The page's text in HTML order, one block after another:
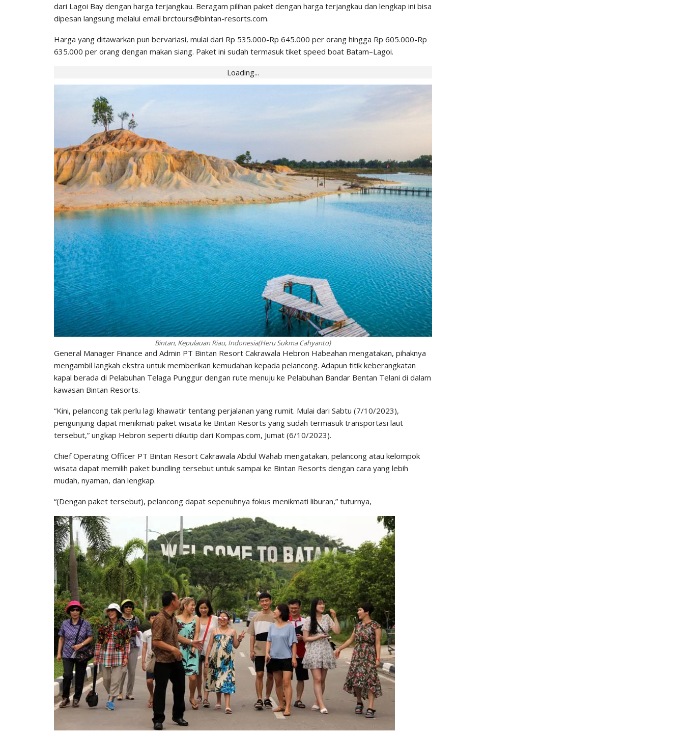
dari Lagoi Bay dengan harga terjangkau. Beragam pilihan paket dengan harga terjangkau dan lengkap ini bisa
dipesan langsung melalui email brctours@bintan-resorts.com.
Harga yang ditawarkan pun bervariasi, mulai dari Rp 535.000-Rp 645.000 per orang hingga Rp 605.000-Rp
635.000 per orang dengan makan siang. Paket ini sudah termasuk tiket speed boat Batam–Lagoi.
Loading...
Bintan, Kepulauan Riau, Indonesia(Heru Sukma Cahyanto)
General Manager Finance and Admin PT Bintan Resort Cakrawala Hebron Habeahan mengatakan, pihaknya
mengambil langkah ekstra untuk memberikan kemudahan kepada pelancong. Adapun titik keberangkatan
kapal berada di Pelabuhan Telaga Punggur dengan rute menuju ke Pelabuhan Bandar Bentan Telani di dalam
kawasan Bintan Resorts.
“Kini, pelancong tak perlu lagi khawatir tentang perjalanan yang rumit. Mulai dari Sabtu (7/10/2023),
pengunjung dapat menikmati paket wisata ke Bintan Resorts yang sudah termasuk transportasi laut
tersebut,” ungkap Hebron seperti dikutip dari Kompas.com, Jumat (6/10/2023).
Chief Operating Officer PT Bintan Resort Cakrawala Abdul Wahab mengatakan, pelancong atau kelompok
wisata dapat memilih paket bundling tersebut untuk sampai ke Bintan Resorts dengan cara yang lebih
mudah, nyaman, dan lengkap.
“(Dengan paket tersebut), pelancong dapat sepenuhnya fokus menikmati liburan,” tuturnya,